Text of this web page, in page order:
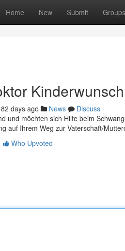
Home New Submit Groups
82 days ago News
Discuss
und möchten sich Hilfe beim
auf Ihrem Weg zur Vaterschaft/
Who Upvoted